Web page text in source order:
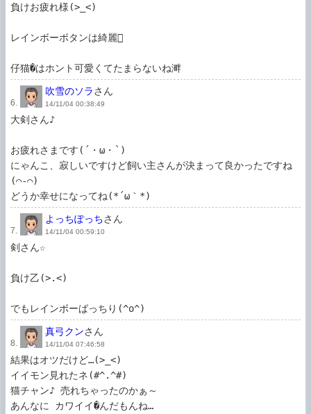
負けお疲れ様(>_<)
レインボーボタンは綺麗
仔猫�はホント可愛くてたまらないね溿
6.
吹雪のソラさん
14/11/04 00:38:49
大剣さん♪
お疲れさまです(´・ω・`)
にゃんこ、寂しいですけど飼い主さんが決まって良かったですね
(⌒‐⌒)
どうか幸せになってね(*´ω｀*)
7.
よっちぽっちさん
14/11/04 00:59:10
剣さん☆
負け乙(>.<)
でもレインボーばっちり(^o^)
8.
真弓クンさん
14/11/04 07:46:58
結果はオツだけど…(>_<)
イイモン見れたネ(#^.^#)
猫チャン♪ 売れちゃったのかぁ～
あんなに カワイイ�んだもんね…